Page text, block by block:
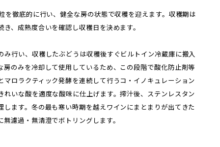
を徹底的に行い、健全な房の状態で収穫を迎えます。収穫期は
、成熟度合いを確認し収穫日を決めます。
行い、収穫したぶどうは収穫後すぐビルトイン冷蔵庫に搬入
のみを冷却して使用しているため、この段階で酸化防止剤等
ロラクティック発酵を連続して行うコ・イノキュレーション
いな酸を適度な酸味に仕上げます。搾汁後、ステンレスタン
ます。冬の最も寒い時期を越えワインにまとまりが出てきた
濾過・無清澄でボトリングします。